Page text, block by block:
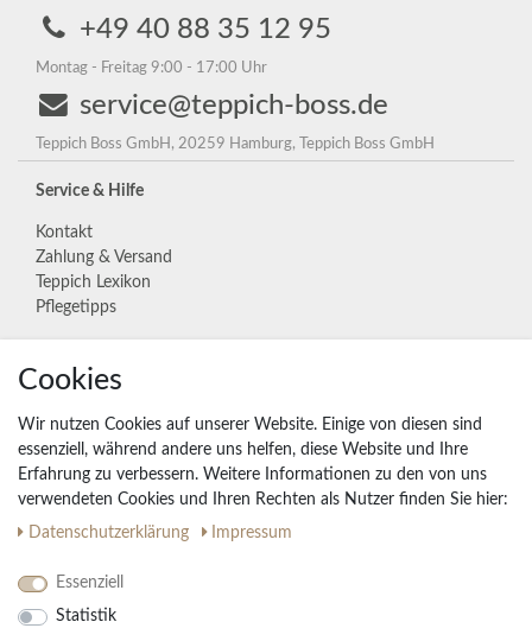
+49 40 88 35 12 95
Montag - Freitag 9:00 - 17:00 Uhr
service@teppich-boss.de
Teppich Boss GmbH, 20259 Hamburg, Teppich Boss GmbH
Service & Hilfe
Kontakt
Zahlung & Versand
Teppich Lexikon
Pflegetipps
Unternehmen
Widerrufs­recht
Vertrag widerrufen
Impressum
Daten­schutz­erklärung
AGB
Ihre Vorteile
Cookies
Wir nutzen Cookies auf unserer Website. Einige von diesen sind
essenziell, während andere uns helfen, diese Website und Ihre
Erfahrung zu verbessern. Weitere Informationen zu den von uns
verwendeten Cookies und Ihren Rechten als Nutzer finden Sie hier:
Daten­schutz­erklärung
Impressum
Essenziell
Statistik